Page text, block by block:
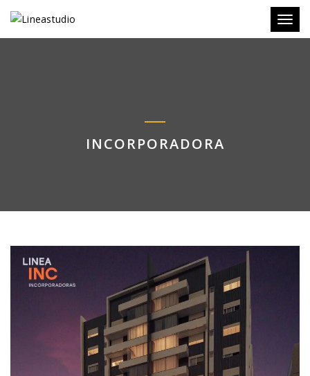
INCORPORADORA